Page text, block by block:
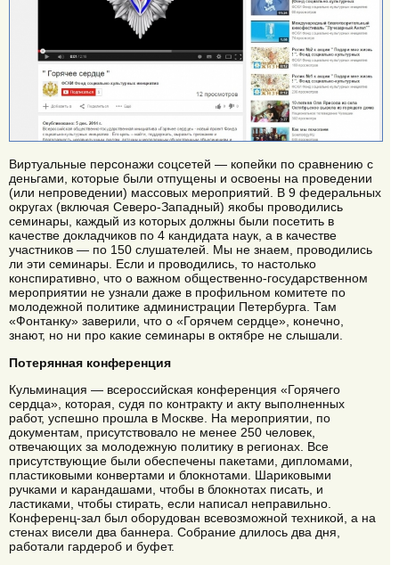
Виртуальные персонажи соцсетей — копейки по сравнению с
деньгами, которые были отпущены и освоены на проведении
(или непроведении) массовых мероприятий. В 9 федеральных
округах (включая Северо-Западный) якобы проводились
семинары, каждый из которых должны были посетить в
качестве докладчиков по 4 кандидата наук, а в качестве
участников — по 150 слушателей. Мы не знаем, проводились
ли эти семинары. Если и проводились, то настолько
конспиративно, что о важном общественно-государственном
мероприятии не узнали даже в профильном комитете по
молодежной политике администрации Петербурга. Там
«Фонтанку» заверили, что о «Горячем сердце», конечно,
знают, но ни про какие семинары в октябре не слышали.
Потерянная конференция
Кульминация — всероссийская конференция «Горячего
сердца», которая, судя по контракту и акту выполненных
работ, успешно прошла в Москве. На мероприятии, по
документам, присутствовало не менее 250 человек,
отвечающих за молодежную политику в регионах. Все
присутствующие были обеспечены пакетами, дипломами,
пластиковыми конвертами и блокнотами. Шариковыми
ручками и карандашами, чтобы в блокнотах писать, и
ластиками, чтобы стирать, если написал неправильно.
Конференц-зал был оборудован всевозможной техникой, а на
стенах висели два баннера. Собрание длилось два дня,
работали гардероб и буфет.